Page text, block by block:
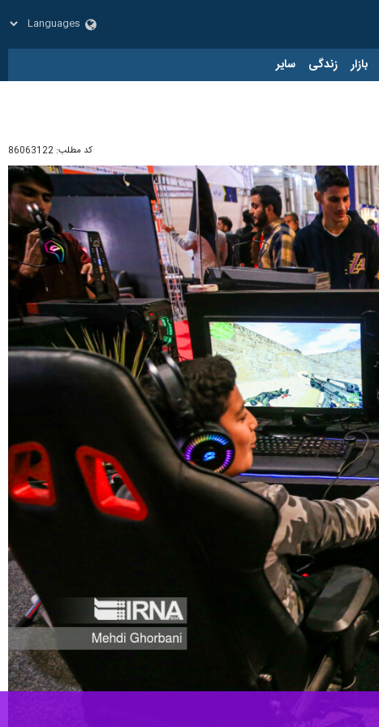
بازار زندگی سایر
کد مطلب: 86063122